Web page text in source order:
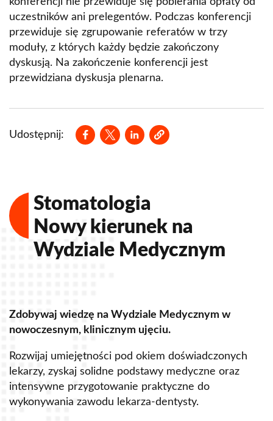
uczestników ani prelegentów. Podczas konferencji
przewiduje się zgrupowanie referatów w trzy
moduły, z których każdy będzie zakończony
dyskusją. Na zakończenie konferencji jest
przewidziana dyskusja plenarna.
Udostępnij:
Opens in a new window
Opens in a new window
Opens in a new window
Stomatologia
Nowy kierunek na
Wydziale Medycznym
Zdobywaj wiedzę na Wydziale Medycznym w
nowoczesnym, klinicznym ujęciu.
Rozwijaj umiejętności pod okiem doświadczonych
lekarzy, zyskaj solidne podstawy medyczne oraz
intensywne przygotowanie praktyczne do
wykonywania zawodu lekarza-dentysty.